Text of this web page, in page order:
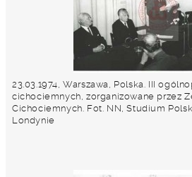
23.03.1974, Warszawa, Polska. III
cichociemnych, zorganizowane przez
Cichociemnych. Fot. NN, Studium
Londynie